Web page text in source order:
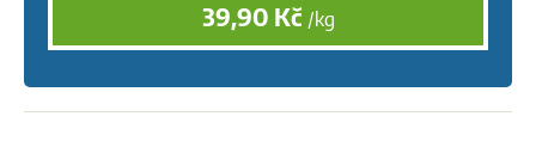
39,90 Kč /kg